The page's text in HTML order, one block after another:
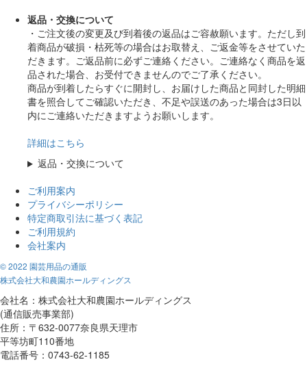
返品・交換について
・ご注文後の変更及び到着後の返品はご容赦願います。ただし到
着商品が破損・枯死等の場合はお取替え、ご返金等をさせていた
だきます。ご返品前に必ずご連絡ください。ご連絡なく商品を返
品された場合、お受付できませんのでご了承ください。
商品が到着したらすぐに開封し、お届けした商品と同封した明細
書を照合してご確認いただき、不足や誤送のあった場合は3日以
内にご連絡いただきますようお願いします。
詳細はこちら
返品・交換について
ご利用案内
プライバシーポリシー
特定商取引法に基づく表記
ご利用規約
会社案内
© 2022 園芸用品の通販
株式会社大和農園ホールディングス
会社名：株式会社大和農園ホールディングス
(通信販売事業部)
住所：〒632-0077奈良県天理市
平等坊町110番地
電話番号：0743-62-1185